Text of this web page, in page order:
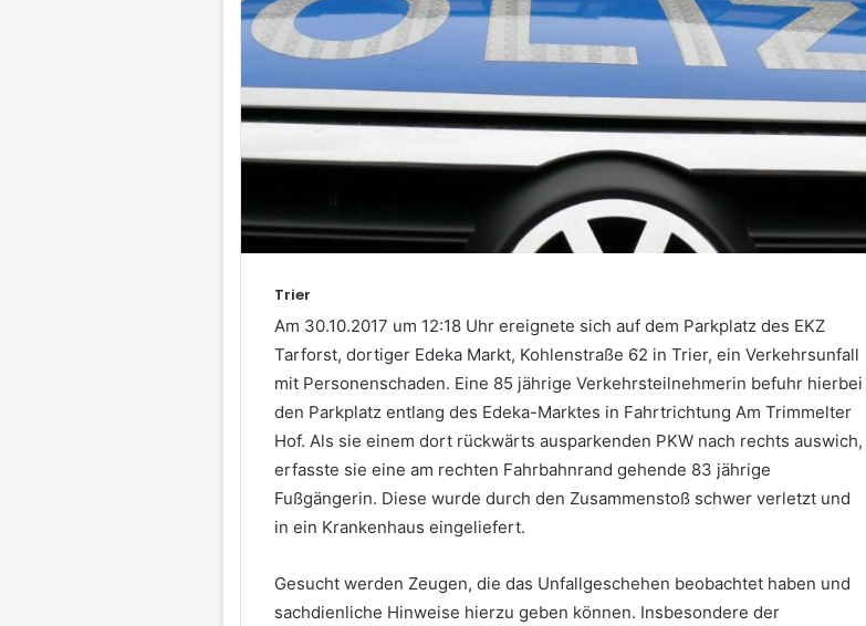
Trier
Am 30.10.2017 um 12:18 Uhr ereignete sich auf dem Parkplatz des EKZ
Tarforst, dortiger Edeka Markt, Kohlenstraße 62 in Trier, ein Verkehrsunfall
mit Personenschaden. Eine 85 jährige Verkehrsteilnehmerin befuhr hierbei
den Parkplatz entlang des Edeka-Marktes in Fahrtrichtung Am Trimmelter
Hof. Als sie einem dort rückwärts ausparkenden PKW nach rechts auswich,
erfasste sie eine am rechten Fahrbahnrand gehende 83 jährige
Fußgängerin. Diese wurde durch den Zusammenstoß schwer verletzt und
in ein Krankenhaus eingeliefert.
Gesucht werden Zeugen, die das Unfallgeschehen beobachtet haben und
sachdienliche Hinweise hierzu geben können. Insbesondere der